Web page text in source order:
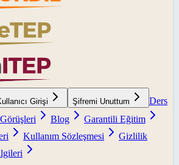
Girişi Şifremi Unuttum
Ders
Blog
Garantili Eğitim
Kullanım Sözleşmesi
Gizlilik